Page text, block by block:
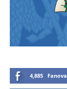
4,885 Fanova